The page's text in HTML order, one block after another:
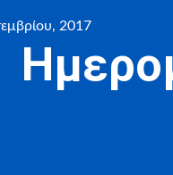
2017